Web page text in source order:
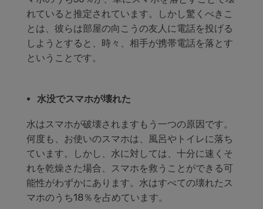
れていると推定されています。しかし驚くべきこ
とは、彼らは部屋の向こうの友人に電話を投げる
しようとすると、時々、相手が携帯電話を落とす
ということです。
水没でスマホが壊れた
水はスマホが破壊されますもう一つの原因です。
何度も、お使いのスマホは、風呂やトイレに落ち
ています。しかし、水に対しては、十分に速くそ
れを乾燥さた場合、スマホを救うことができる可
能性がわずかにあります。水はすべての壊れたス
マホのうち18％を占めています。